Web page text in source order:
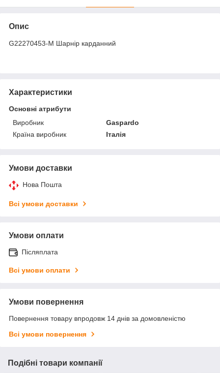
Опис
G22270453-M Шарнір карданний
Характеристики
Основні атрибути
Виробник
Gaspardo
Країна виробник
Італія
Умови доставки
Нова Пошта
Всі умови доставки
Умови оплати
Післяплата
Всі умови оплати
Умови повернення
Повернення товару впродовж 14 днів за домовленістю
Всі умови повернення
Подібні товари компанії